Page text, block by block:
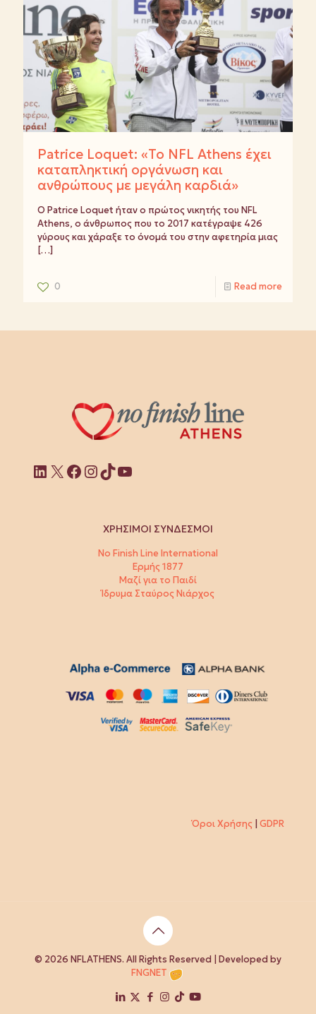
Patrice Loquet: «Το NFL Athens έχει
καταπληκτική οργάνωση και
ανθρώπους με μεγάλη καρδιά»
Ο Patrice Loquet ήταν ο πρώτος νικητής του NFL
Athens, ο άνθρωπος που το 2017 κατέγραψε 426
γύρους και χάραξε το όνομά του στην αφετηρία μιας
[…]
0 Read more
Linkedin
X Facebook
Instagram
TikTok
YouTube
ΧΡΗΣΙΜΟΙ ΣΥΝΔΕΣΜΟΙ
No Finish Line International
Ερμής 1877
Μαζί για το Παιδί
Ίδρυμα Σταύρος Νιάρχος
Όροι Χρήσης GDPR
© 2026 NFLATHENS. All Rights Reserved | Developed by
FNGNET